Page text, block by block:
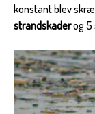
konstant blev
strandskaderog 5